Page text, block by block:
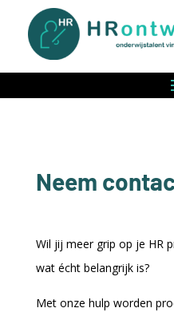
Neem
Wil jij meer grip op je HR
wat écht belangrijk is?
Met onze hulp worden